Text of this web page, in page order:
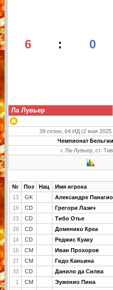
6 : 0
Ла Лувьер
39 сезон, 64 ИД (2 мая 2025
Чемпионат Бельгии
г. Ла-Лувьер, ст.
№ Поз Нац Имя игрока
13
GK Александре
19
CD Грегори Лазич
23
CD Тибо Отье
29
CD Доменико Креа
14
CD Реджис Куаку
16
CM Иван Прохоров
27
CM Гидо Каньина
33
CD Данило да Силва
1
CM Эуженио Пина